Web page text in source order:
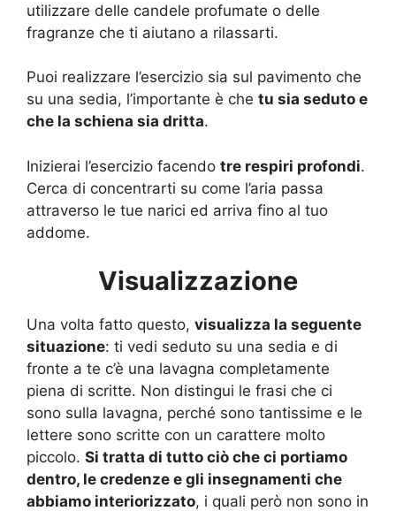
utilizzare delle candele profumate o delle
fragranze che ti aiutano a rilassarti.
Puoi realizzare l’esercizio sia sul pavimento che
su una sedia, l’importante è che tu sia seduto e
che la schiena sia dritta.
Inizierai l’esercizio facendo tre respiri profondi.
Cerca di concentrarti su come l’aria passa
attraverso le tue narici ed arriva fino al tuo
addome.
Visualizzazione
Una volta fatto questo, visualizza la seguente
situazione: ti vedi seduto su una sedia e di
fronte a te c’è una lavagna completamente
piena di scritte. Non distingui le frasi che ci
sono sulla lavagna, perché sono tantissime e le
lettere sono scritte con un carattere molto
piccolo. Si tratta di tutto ciò che ci portiamo
dentro, le credenze e gli insegnamenti che
abbiamo interiorizzato, i quali però non sono in